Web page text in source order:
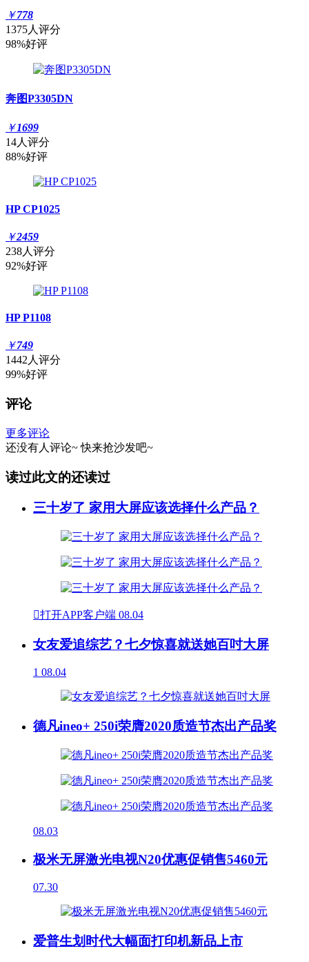
￥778
1375人评分
98%好评
奔图P3305DN
￥1699
14人评分
88%好评
HP CP1025
￥2459
238人评分
92%好评
HP P1108
￥749
1442人评分
99%好评
评论
更多评论
还没有人评论~ 快来抢沙发吧~
读过此文的还读过
三十岁了 家用大屏应该选择什么产品？
打开APP客户端 08.04
女友爱追综艺？七夕惊喜就送她百吋大屏
1 08.04
德凡ineo+ 250i荣膺2020质造节杰出产品奖
08.03
极米无屏激光电视N20优惠促销售5460元
07.30
爱普生划时代大幅面打印机新品上市